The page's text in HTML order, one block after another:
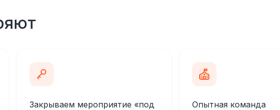
Закрываем мероприятие «под
Опытная команда